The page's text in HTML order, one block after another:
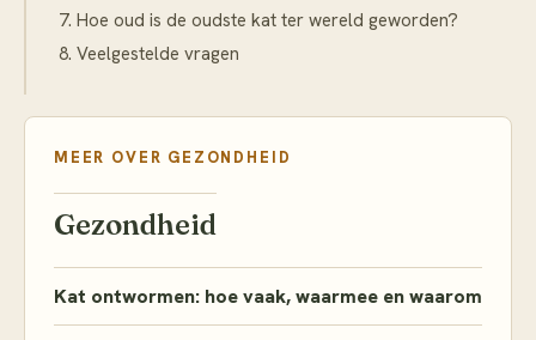
Hoe oud is de oudste kat ter wereld geworden?
Veelgestelde vragen
MEER OVER GEZONDHEID
Gezondheid
Kat ontwormen: hoe vaak, waarmee en waarom